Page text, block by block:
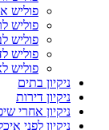
פוליש
פוליש
פוליש
פוליש
פוליש
ניקיון בתים
ניקיון דירות
ניקיון אחרי
ניקיון לפני